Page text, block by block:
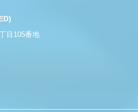
目105番地